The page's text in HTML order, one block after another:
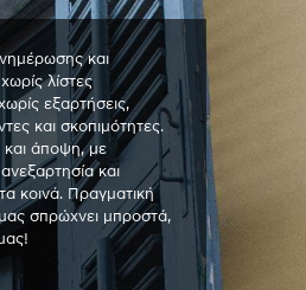
και
λίστες
εξαρτήσεις,
και σκοπιμότητες.
και άποψη, με
ανεξαρτησία και
κοινά. Πραγματική
σπρώχνει μπροστά,